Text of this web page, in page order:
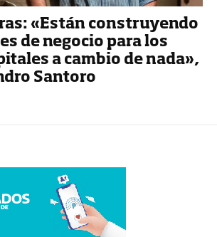
«Están construyendo
de negocio para los
a cambio de nada»,
Santoro